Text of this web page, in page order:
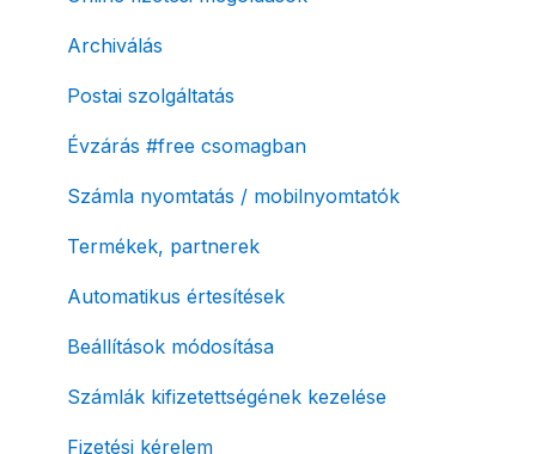
Archiválás
Postai szolgáltatás
Évzárás #free csomagban
Számla nyomtatás / mobilnyomtatók
Termékek, partnerek
Automatikus értesítések
Beállítások módosítása
Számlák kifizetettségének kezelése
Fizetési kérelem